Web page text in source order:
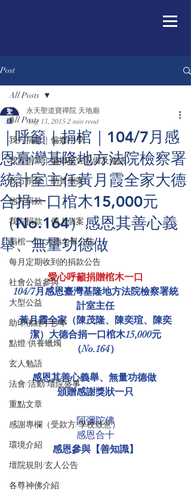
Post
All Posts
我方捐款｜偏鄉小學
我方捐款｜偏鄉校舍設備及修繕
我方捐款｜助貧個案
他方捐款
我方捐款｜個人個案
捐棺一口/大德名單公告
每月定期收到的捐款公告
社會公益參與
大型公益
助印佛經手抄本
點燈/供養蠟燭
玄人勉語
法會/活動/壇院盛事
重點文章
感謝專欄（受款方/學校致意）
環境介紹
壇院規則/玄人公告
各尊神佛介紹
All Posts
｜呼籲｜捐棺｜104/7月感
恩臺灣基隆地方法院檢察署
統計室主任黃月霞全家大德
合捐一口棺木15,000元
（No.164）感恩其善心義
舉、無量功德做
永天聖道寶禪院 天地廟
Aug 13, 2015 2 min read
愛心呼籲捐贈棺木一口
104/7月感恩臺灣基隆地方法院檢察署統
計室主任
黃月霞全家（陳茂隆、陳奕瑄、陳奕
潔）大德合捐一口棺木15,000元
（No.164）
感恩其善心義舉、無量功德做
頒贈感謝獎狀一只
阿彌陀佛
感恩合十
感恩參與【善知識】